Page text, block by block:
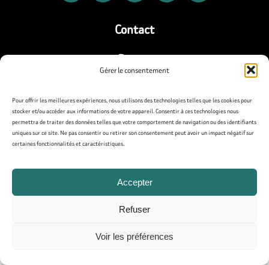
Gérer le consentement
Pour offrir les meilleures expériences, nous utilisons des technologies telles que les cookies pour
stocker et/ou accéder aux informations de votre appareil. Consentir à ces technologies nous
permettra de traiter des données telles que votre comportement de navigation ou des identifiants
uniques sur ce site. Ne pas consentir ou retirer son consentement peut avoir un impact négatif sur
certaines fonctionnalités et caractéristiques.
Accepter
Refuser
Voir les préférences
Contact
Presse
Politique de confidentialité
Politique de cookies (UE)